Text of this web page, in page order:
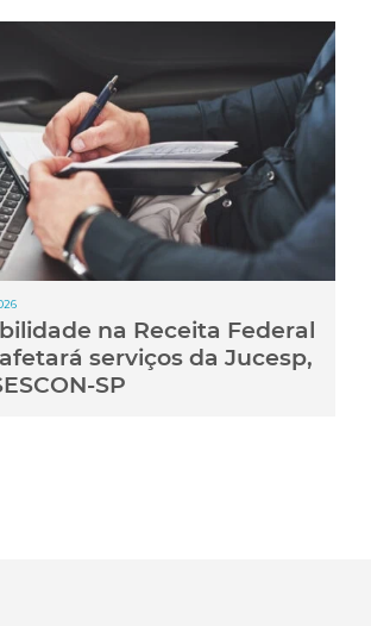
na Receita Federal
serviços da Jucesp,
SP